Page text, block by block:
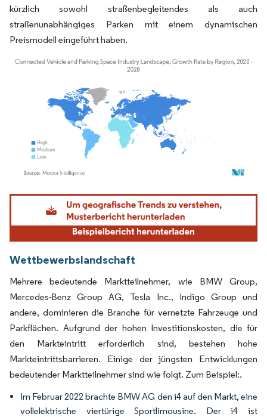
kürzlich sowohl straßenbegleitendes als auch
straßenunabhängiges Parken mit einem dynamischen
Preismodell eingeführt haben.
Bild © Mordor Intelligence. Wiederverwendung erfordert Namensnennung gemäß
Wettbewerbslandschaft
Mehrere bedeutende Marktteilnehmer, wie BMW Group,
Mercedes-Benz Group AG, Tesla Inc., Indigo Group und
andere, dominieren die Branche für vernetzte Fahrzeuge und
Parkflächen. Aufgrund der hohen Investitionskosten, die für
den Markteintritt erforderlich sind, bestehen hohe
Markteintrittsbarrieren. Einige der jüngsten Entwicklungen
bedeutender Marktteilnehmer sind wie folgt. Zum Beispiel:.
Im Februar 2022 brachte BMW AG den i4 auf den Markt, eine
vollelektrische viertürige Sportlimousine. Der i4 ist